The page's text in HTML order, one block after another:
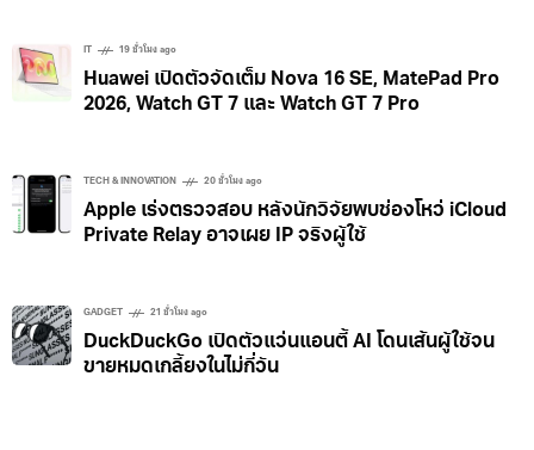
19 ชั่วโมง ago
Huawei เปิดตัวจัดเต็ม Nova 16 SE, MatePad Pro
2026, Watch GT 7 และ Watch GT 7 Pro
TECH & INNOVATION 20 ชั่วโมง ago
Apple เร่งตรวจสอบ หลังนักวิจัยพบช่องโหว่ iCloud
Private Relay อาจเผย IP จริงผู้ใช้
GADGET 21 ชั่วโมง ago
DuckDuckGo เปิดตัวแว่นแอนตี้ AI โดนเส้นผู้ใช้จน
ขายหมดเกลี้ยงในไม่กี่วัน